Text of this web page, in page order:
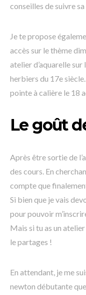
conseilles de suivre
Je te propose
accès sur le thème
atelier d’aquarelle
herbiers du 17e
pointe à calière le 18
Le goût
Après être sortie de
des cours. En
compte que
Si bien que je vais
pour pouvoir
Mais si tu as un
le partages !
En attendant, je me
newton débutante